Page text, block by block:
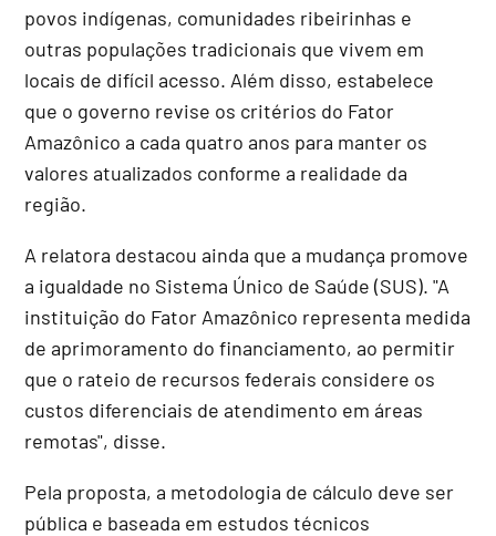
povos indígenas, comunidades ribeirinhas e
outras populações tradicionais que vivem em
locais de difícil acesso. Além disso, estabelece
que o governo revise os critérios do Fator
Amazônico a cada quatro anos para manter os
valores atualizados conforme a realidade da
região.
A relatora destacou ainda que a mudança promove
a igualdade no Sistema Único de Saúde (SUS). "A
instituição do Fator Amazônico representa medida
de aprimoramento do financiamento, ao permitir
que o rateio de recursos federais considere os
custos diferenciais de atendimento em áreas
remotas", disse.
Pela proposta, a metodologia de cálculo deve ser
pública e baseada em estudos técnicos